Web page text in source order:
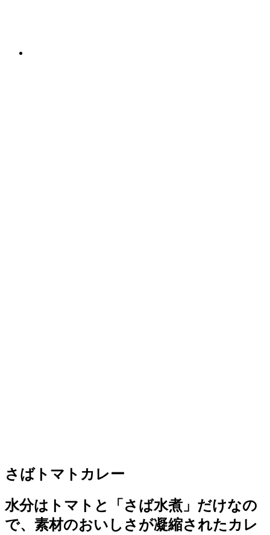
さばトマトカレー
水分はトマトと「さば水煮」だけなの
で、素材のおいしさが凝縮されたカレ